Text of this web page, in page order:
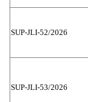
SUP-JLI-52/2026
SUP-JLI-53/2026